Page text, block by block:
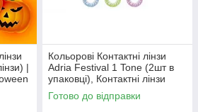
|
Кольорові Контактні лінзи
Adria Festival 1 Tone (2шт в
упаковцi), Контактні лінзи
Адрія
Готово до відправки